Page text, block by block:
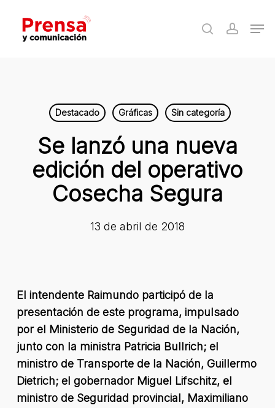
main
search
Destacado Gráficas Sin categoría
Se lanzó una nueva
edición del operativo
Cosecha Segura
13 de abril de 2018
El intendente Raimundo participó de la
presentación de este programa, impulsado
por el Ministerio de Seguridad de la Nación,
junto con la ministra Patricia Bullrich; el
ministro de Transporte de la Nación, Guillermo
Dietrich; el gobernador Miguel Lifschitz, el
ministro de Seguridad provincial, Maximiliano